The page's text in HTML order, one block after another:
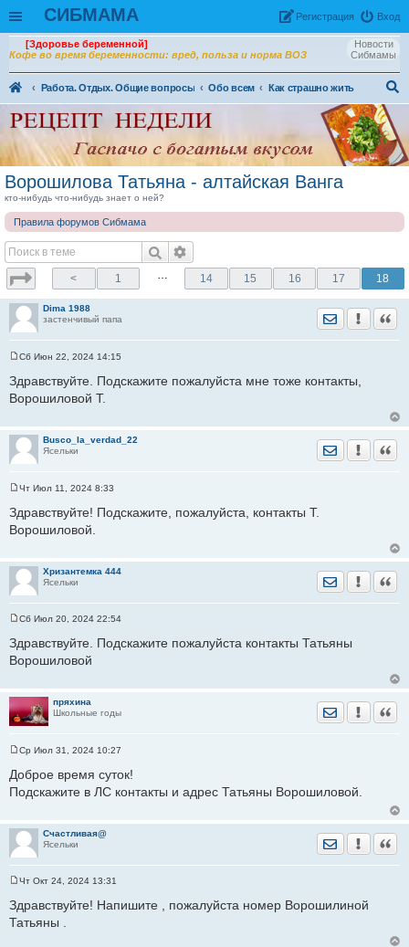
СИБМАМА Вход
Рeгиcтpaция
Новости
Сибмамы
[Здоровье беременной]
Кофе во время беременности: вред, польза и норма ВОЗ
Работа. Отдых. Общие вопросы Обо всем
Как страшно жить
ск
Ворошилова Татьяна - алтайская Ванга
кто-нибудь что-нибудь знает о ней?
Правила форумов Сибмама
< 1 … 14 15 16 17 18
Dima 1988
застенчивый папа
Отправить
о
б
е
Сб Июн 22, 2024 14:15
Здравствуйте. Подскажите пожалуйста мне тоже контакты,
Ворошиловой Т.
Busco_la_verdad_22
Ясельки
Отправить
о
б
щ
н
и
е
Чт Июл 11, 2024 8:33
Здравствуйте! Подскажите, пожалуйста, контакты Т.
Ворошиловой.
Хризантемка 444
Ясельки
Отправить
о
б
е
Сб Июл 20, 2024 22:54
Здравствуйте. Подскажите пожалуйста контакты Татьяны
Ворошиловой
пряхина
Школьные годы
Отправить
о
б
щ
н
и
е
Ср Июл 31, 2024 10:27
Доброе время суток!
Подскажите в ЛС контакты и адрес Татьяны Ворошиловой.
Счастливая@
Ясельки
Отправить
о
б
Чт Окт 24, 2024 13:31
Здравствуйте! Напишите , пожалуйста номер Ворошилиной
Татьяны .